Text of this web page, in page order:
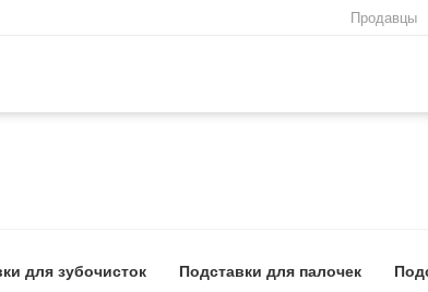
Продавцы
для зубочисток Подставки для палочек